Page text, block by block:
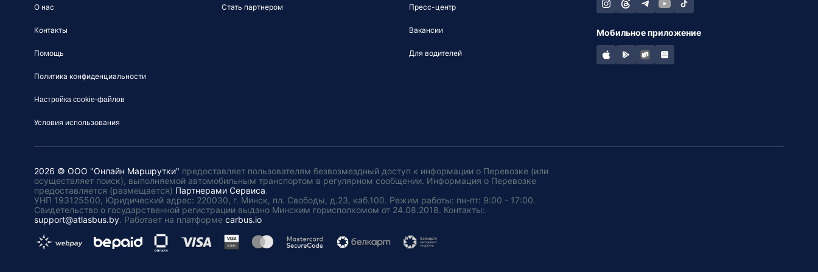
О нас
Контакты
Помощь
Политика конфиденциальности
Настройка cookie-файлов
Условия использования
Стать партнером Пресс-центр
Вакансии
Для водителей
Мобильное приложение
2026 © ООО "Онлайн Маршрутки" предоставляет пользователям безвозмездный доступ к информации о Перевозке (или
осуществляет поиск), выполняемой автомобильным транспортом в регулярном сообщении. Информация о Перевозке
предоставляется (размещается) Партнерами Сервиса.
УНП 193125500, Юридический адрес: 220030, г. Минск, пл. Свободы, д.23, каб.100. Режим работы: пн-пт: 9:00 - 17:00.
Свидетельство о государственной регистрации выдано Минским горисполкомом от 24.08.2018. Контакты:
support@atlasbus.by. Работает на платформе carbus.io